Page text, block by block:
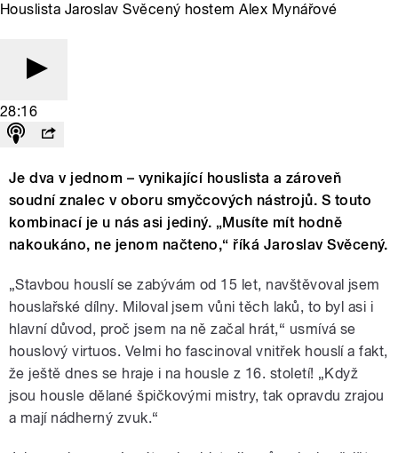
Houslista Jaroslav Svěcený hostem Alex Mynářové
28:16
Je dva v jednom – vynikající houslista a zároveň
soudní znalec v oboru smyčcových nástrojů. S touto
kombinací je u nás asi jediný. „Musíte mít hodně
nakoukáno, ne jenom načteno,“ říká Jaroslav Svěcený.
„Stavbou houslí se zabývám od 15 let, navštěvoval jsem
houslařské dílny. Miloval jsem vůni těch laků, to byl asi i
hlavní důvod, proč jsem na ně začal hrát,“ usmívá se
houslový virtuos. Velmi ho fascinoval vnitřek houslí a fakt,
že ještě dnes se hraje i na housle z 16. století! „Když
jsou housle dělané špičkovými mistry, tak opravdu zrajou
a mají nádherný zvuk.“